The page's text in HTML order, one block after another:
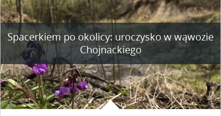
Spacerkiem po okolicy: uroczysko w wąwozie
Chojnackiego